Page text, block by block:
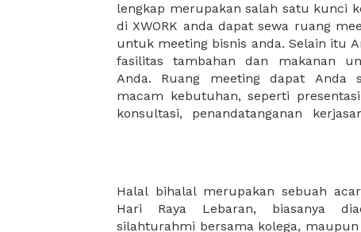
lengkap merupakan salah satu kunci
di XWORK anda dapat sewa ruang
untuk meeting bisnis anda. Selain itu
fasilitas tambahan dan makanan
Anda. Ruang meeting dapat Anda
macam kebutuhan, seperti
konsultasi, penandatanganan
kebutuhan dan ketersediaan
dapat Anda pilih berdasarkan
strategis, harga yang sesuai
ataupun disesuaikan dengan
meeting room di XWORK akan
Halal bihalal merupakan sebuah
Hari Raya Lebaran, biasanya
silahturahmi bersama kolega,
besar, dan anda dapat menyewa
melalui XWORK dan juga dapat
tambahan agar acara halal bihalal